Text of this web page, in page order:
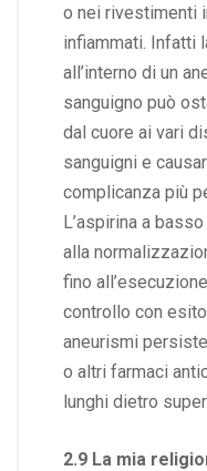
o nei rivestimenti
infiammati. Infatti
all’interno di un
sanguigno può
dal cuore ai vari
sanguigni e
complicanza più
L’aspirina a
alla
fino
controllo con
aneurismi
o altri farmaci
lunghi dietro
2.9 La mia